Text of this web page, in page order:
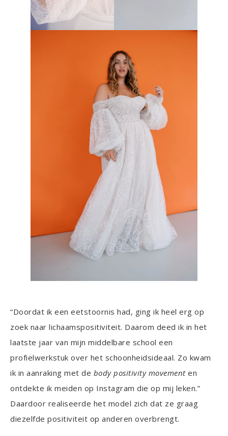
“Doordat ik een eetstoornis had, ging ik heel erg op
zoek naar lichaamspositiviteit. Daarom deed ik in het
laatste jaar van mijn middelbare school een
profielwerkstuk over het schoonheidsideaal. Zo kwam
ik in aanraking met de body positivity movementen
ontdekte ik meiden op Instagram die op mij leken.”
Daardoor realiseerde het model zich dat ze graag
diezelfde positiviteit op anderen overbrengt.